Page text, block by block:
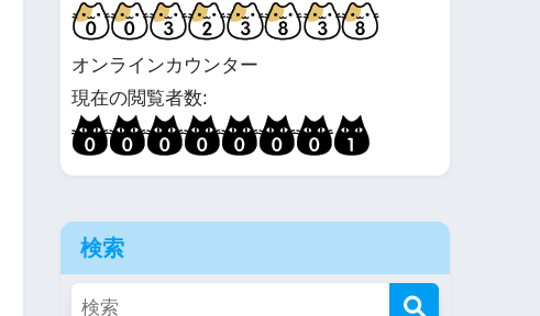
オンラインカウンター
現在の閲覧者数:
検索